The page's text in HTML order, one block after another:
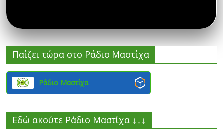
Παίζει τώρα στο Ράδιο Μαστίχα
Ράδιο Μαστίχα
Εδώ ακούτε Ράδιο Μαστίχα ↓↓↓